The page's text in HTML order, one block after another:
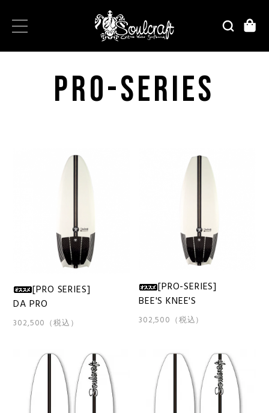
PRO-SERIES
[PRO SERIES]
DA PRO
302,500（税込）
[PRO-SERIES]
BEE'S KNEE'S
302,500（税込）